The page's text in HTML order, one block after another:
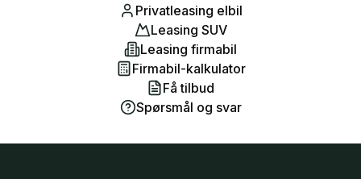
Privatleasing elbil
Leasing SUV
Leasing firmabil
Firmabil-kalkulator
Få tilbud
Spørsmål og svar